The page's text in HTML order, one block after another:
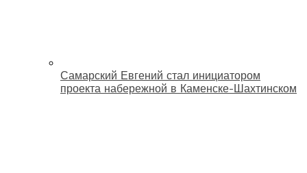
Самарский Евгений стал инициатором
проекта набережной в Каменске-Шахтинском